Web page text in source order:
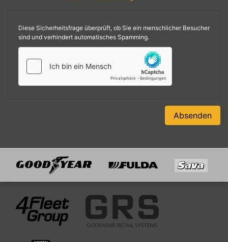
Diese Sicherheitsfrage überprüft, ob Sie ein menschlicher Besucher
sind und verhindert automatisches Spamming.
Absenden
Mitglied von
4Fleet Group GRS